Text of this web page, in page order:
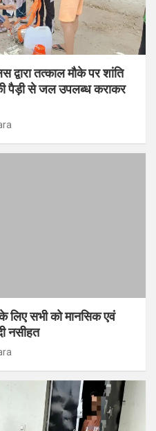
तत्काल मौके पर शांति
पैड़ी से जल उपलब्ध कराकर
लिए सभी को मानसिक एवं
नसीहत